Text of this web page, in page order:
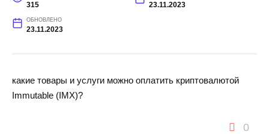
315 23.11.2023
ОБНОВЛЕНО
23.11.2023
какие товары и услуги можно оплатить криптовалютой
Immutable (IMX)?
0